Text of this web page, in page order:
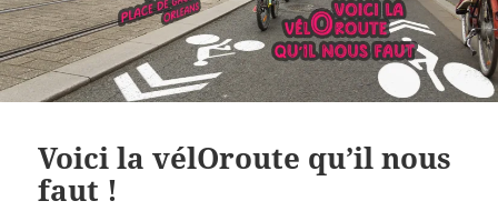
Voici la vélOroute qu’il nous
faut !